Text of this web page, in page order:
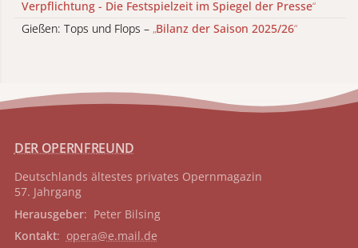
Verpflichtung - Die Festspielzeit im Spiegel der Presse“
Gießen: Tops und Flops – „Bilanz der Saison 2025/26“
DER OPERNFREUND
Deutschlands ältestes privates Opernmagazin
57. Jahrgang
Herausgeber: Peter Bilsing
Kontakt: opera@e.mail.de